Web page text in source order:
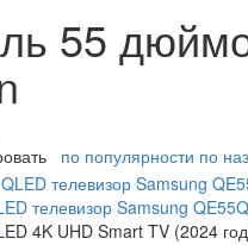
55
по популярности по
телевизор Samsung
4K UHD Smart TV (2024